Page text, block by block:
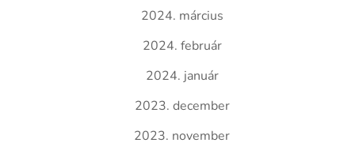
2024. március
2024. február
2024. január
2023. december
2023. november